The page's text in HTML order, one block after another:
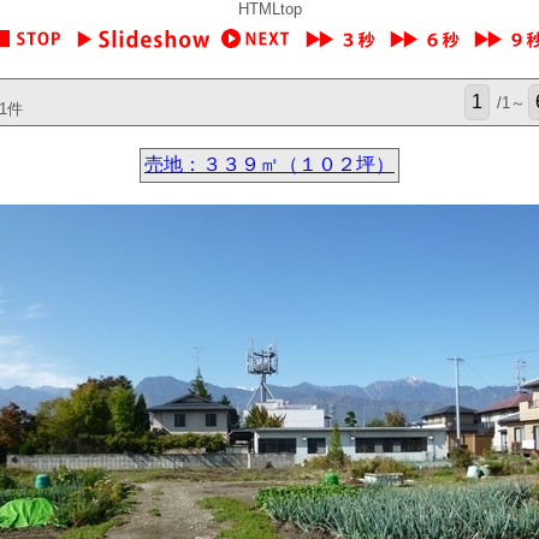
HTMLtop
件 /1～
売地：３３９㎡（１０２坪）